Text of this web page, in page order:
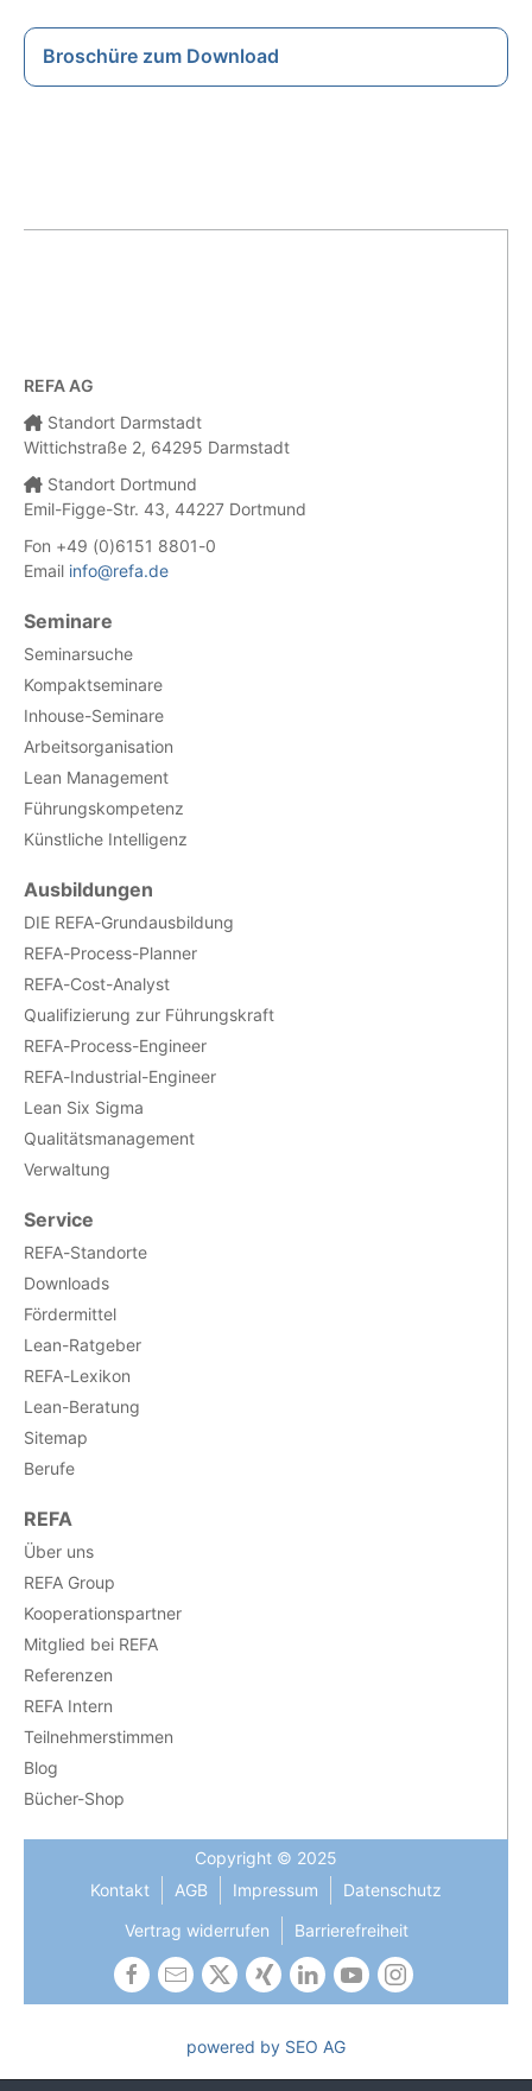
Broschüre zum Download
REFA AG
Standort Darmstadt
Wittichstraße 2, 64295 Darmstadt
Standort Dortmund
Emil-Figge-Str. 43, 44227 Dortmund
Fon +49 (0)6151 8801-0
Email info@refa.de
Seminare
Seminarsuche
Kompaktseminare
Inhouse-Seminare
Arbeitsorganisation
Lean Management
Führungskompetenz
Künstliche Intelligenz
Ausbildungen
DIE REFA-Grundausbildung
REFA-Process-Planner
REFA-Cost-Analyst
Qualifizierung zur Führungskraft
REFA-Process-Engineer
REFA-Industrial-Engineer
Lean Six Sigma
Qualitätsmanagement
Verwaltung
Service
REFA-Standorte
Downloads
Fördermittel
Lean-Ratgeber
REFA-Lexikon
Lean-Beratung
Sitemap
Berufe
REFA
Über uns
REFA Group
Kooperationspartner
Mitglied bei REFA
Referenzen
REFA Intern
Teilnehmerstimmen
Blog
Bücher-Shop
Copyright © 2025
Kontakt
AGB Impressum
Datenschutz
Vertrag widerrufen
Barrierefreiheit
powered by SEO AG